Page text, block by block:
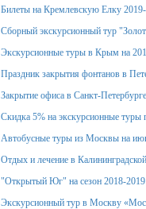
Билеты на Кремлевскую Елку
Сборный экскурсионный тур
Экскурсионные туры в Крым на
Праздник закрытия фонтанов в
Закрытие офиса в Санкт-
Скидка 5% на экскурсионные
Автобусные туры из Москвы на
Отдых и лечение в
"Открытый Юг" на сезон 2018-2019
Экскурсионный тур в Москву